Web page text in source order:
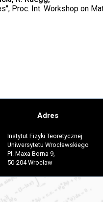
Proc. Int. Workshop on
Adres
Instytut Fizyki Teoretycznej
Uniwersytetu Wrocławskiego
Pl. Maxa Borna 9,
50-204 Wrocław